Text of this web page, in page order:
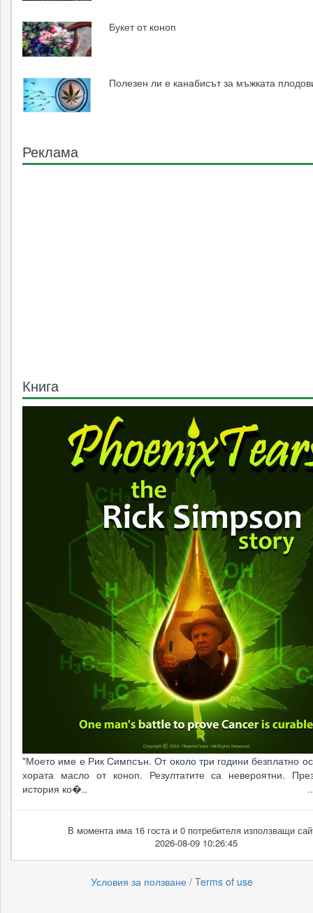
Букет от коноп
Полезен ли е канабисът за мъжката
Реклама
Книга
"Моето име е Рик Симпсън. От около три години безплатно
хората масло от коноп. Резултатите са невероятни.
история ко�..
В момента има 16 госта и 0 потребителя използващи
2026-08-09 10:26:45
Условия за ползване / Terms of use